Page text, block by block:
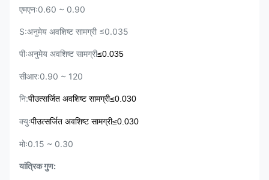
एमएनः0.60 ~ 0.90
S:अनुमेय अवशिष्ट सामग्री ≤0.035
पीःअनुमेय अवशिष्ट सामग्री≤0.035
सीआर:0.90 ~ 120
नि:पीउत्सर्जित अवशिष्ट सामग्री≤0.030
क्युःपीउत्सर्जित अवशिष्ट सामग्री≤0.030
मोः0.15 ~ 0.30
यांत्रिक गुण: